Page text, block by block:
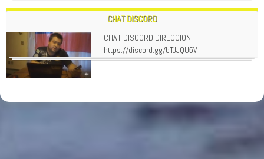
CHAT DISCORD
CHAT DISCORD DIRECCION:
https://discord.gg/bTJJQU5V